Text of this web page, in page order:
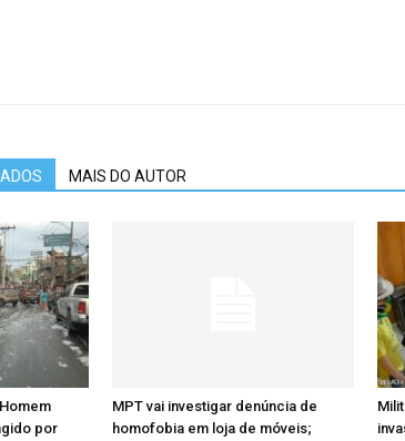
MAIS DO AUTOR
por
MPT vai investigar denúncia de
homofobia em loja de móveis;